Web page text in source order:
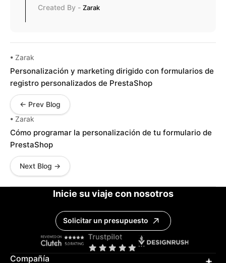
Created By - Zarak
• Zarak
Personalización y marketing dirigido con formularios de
registro personalizados de PrestaShop
← Prev Blog
• Zarak
Cómo programar la personalización de tu formulario de
PrestaShop
Next Blog →
Inicie su viaje con nosotros
Solicitar un presupuesto
Compañía